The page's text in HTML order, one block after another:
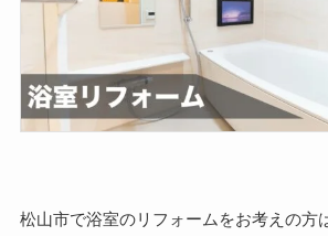
松山市で浴室のリフォームをお考えの方